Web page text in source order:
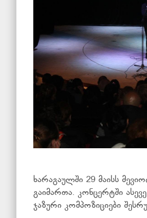
ხარაგაულში 29 მაისს
გაიმართა. კონცერტში
ჯაზური კომპოზიციები